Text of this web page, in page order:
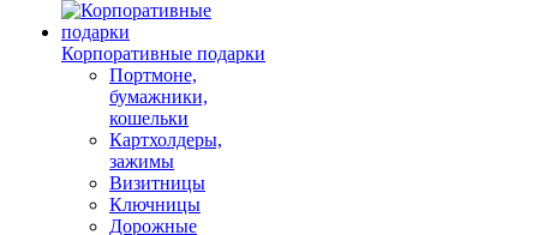
Корпоративные подарки
Портмоне,
бумажники,
кошельки
Картхолдеры,
зажимы
Визитницы
Ключницы
Дорожные